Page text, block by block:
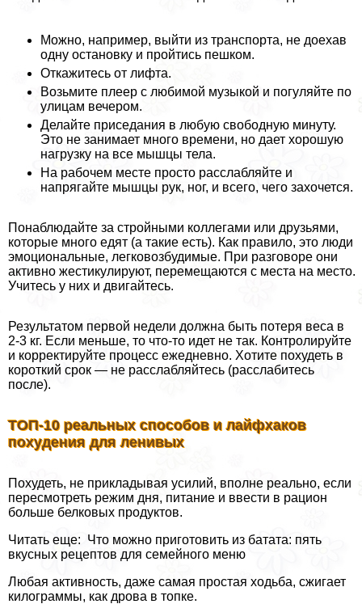
Можно, например, выйти из трaнcпорта, не доехав
одну остановку и пройтись пешком.
Откажитесь от лифта.
Возьмите плеер с любимой музыкой и погуляйте по
улицам вечером.
Делайте приседания в любую свободную минуту.
Это не занимает много времени, но дает хорошую
нагрузку на все мышцы тела.
На рабочем месте просто расслабляйте и
напрягайте мышцы рук, ног, и всего, чего захочется.
Понаблюдайте за стройными коллегами или друзьями,
которые много едят (а такие есть). Как правило, это люди
эмоциональные, легковозбудимые. При разговоре они
активно жестикулируют, перемещаются с места на место.
Учитесь у них и двигайтесь.
Результатом первой недели должна быть потеря веса в
2-3 кг. Если меньше, то что-то идет не так. Контролируйте
и корректируйте процесс ежедневно. Хотите похудеть в
короткий срок — не расслабляйтесь (расслабитесь
после).
ТОП-10 реальных способов и лайфхаков
похудения для ленивых
Похудеть, не прикладывая усилий, вполне реально, если
пересмотреть режим дня, питание и ввести в рацион
больше белковых продуктов.
Читать еще: Что можно приготовить из батата: пять
вкусных рецептов для семейного меню
Любая активность, даже самая простая ходьба, сжигает
килограммы, как дрова в топке.